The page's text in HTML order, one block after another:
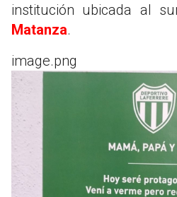
institución ubicada al
Matanza.
image.png